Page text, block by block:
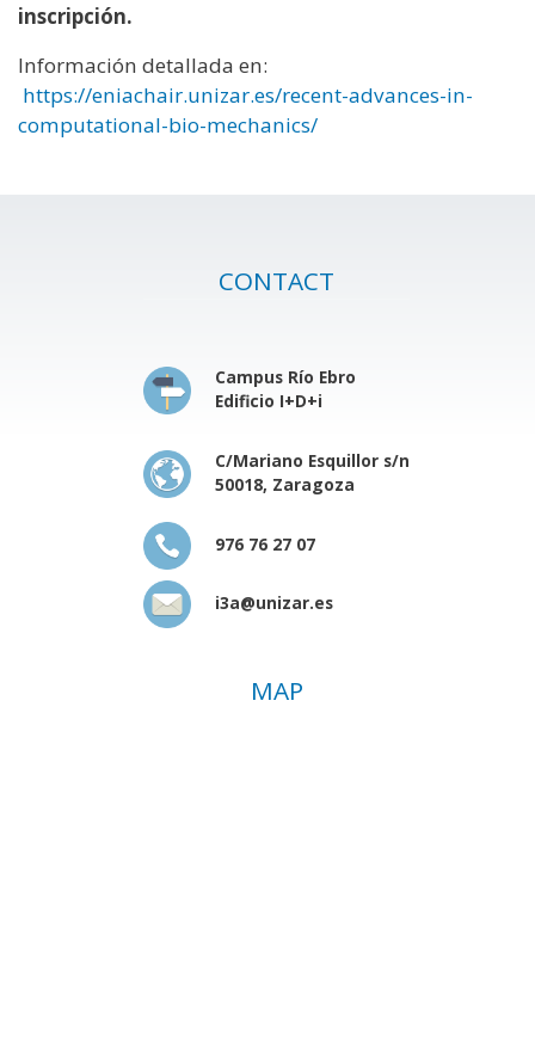
inscripción.
Información detallada en:
https://eniachair.unizar.es/recent-advances-in-
computational-bio-mechanics/
CONTACT
Campus Río Ebro
Edificio I+D+i
C/Mariano Esquillor s/n
50018, Zaragoza
976 76 27 07
i3a@unizar.es
MAP